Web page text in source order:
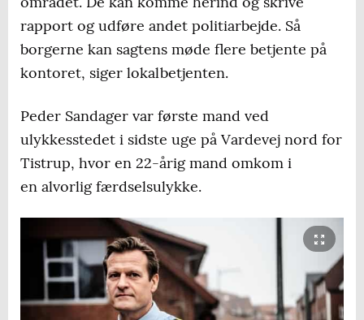
rapport og udføre andet politiarbejde. Så
borgerne kan sagtens møde flere betjente på
kontoret, siger lokalbetjenten.
Peder Sandager var første mand ved
ulykkesstedet i sidste uge på Vardevej nord for
Tistrup, hvor en 22-årig mand omkom i
en alvorlig færdselsulykke.